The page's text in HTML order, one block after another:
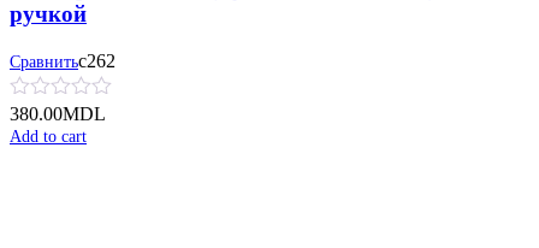
ручкой
Сравнитьс262
380.00MDL
Add to cart